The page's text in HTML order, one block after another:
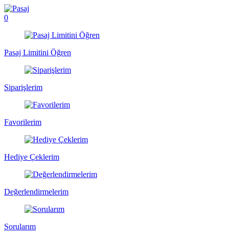
0
Pasaj Limitini Öğren
Siparişlerim
Favorilerim
Hediye Çeklerim
Değerlendirmelerim
Sorularım